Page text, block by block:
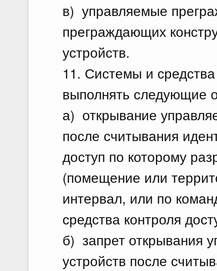
в) управляемые
преграждающих
устройств.
11. Системы и
выполнять следующие
а) открывание
после считывания
доступ по которому
(помещение или
интервал, или по
средства контроля
б) запрет открывания
устройств после